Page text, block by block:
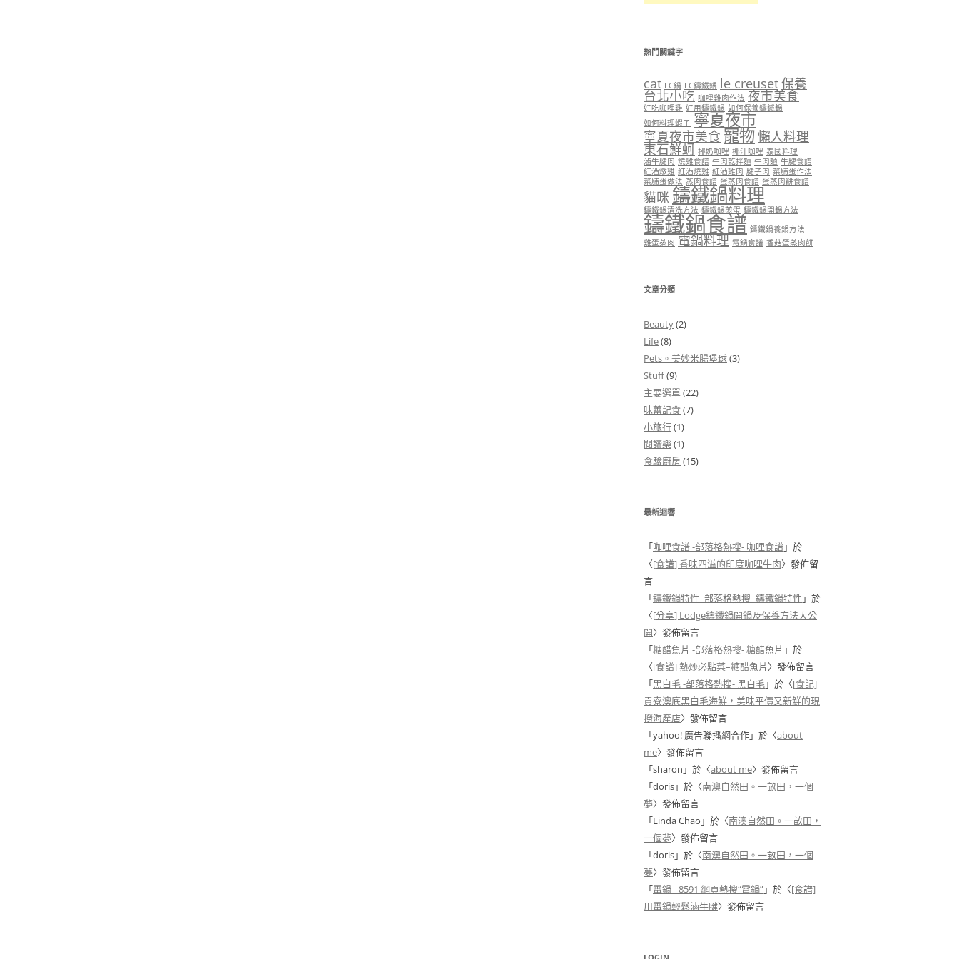
熱門關鍵字
cat LC鍋 LC鑄鐵鍋 le creuset保養
台北小吃 咖哩雞肉作法 夜市美食
好吃咖哩雞 好用鑄鐵鍋 如何保養鑄鐵鍋
如何料理蝦子 寧夏夜市
寧夏夜市美食 寵物懶人料理
東石鮮蚵 椰奶咖哩 椰汁咖哩 泰國料理
滷牛腱肉 燒雞食譜 牛肉乾拌麵 牛肉麵 牛腱食譜
紅酒燉雞 紅酒燒雞 紅酒雞肉 腱子肉 菜脯蛋作法
菜脯蛋做法 蒸肉食譜 蛋蒸肉食譜 蛋蒸肉餅食譜
貓咪 鑄鐵鍋料理
鑄鐵鍋清洗方法 鑄鐵鍋煎蛋 鑄鐵鍋開鍋方法
鑄鐵鍋食譜 鑄鐵鍋養鍋方法
雞蛋蒸肉 電鍋料理 電鍋食譜 香菇蛋蒸肉餅
文章分類
Beauty(2)
Life(8)
Pets。美妙米腸堡球(3)
Stuff(9)
主要選單(22)
味蕾記食(7)
小旅行(1)
閱讀樂(1)
食驗廚房(15)
最新迴響
「咖哩食譜 -部落格熱搜- 咖哩食譜」於
〈[食譜] 香味四溢的印度咖哩牛肉〉發佈留
言
「鑄鐵鍋特性 -部落格熱搜- 鑄鐵鍋特性 」於
〈[分享] Lodge鑄鐵鍋開鍋及保養方法大公
開〉發佈留言
「糖醋魚片 -部落格熱搜- 糖醋魚片 」於
〈[食譜] 熱炒必點菜–糖醋魚片 〉發佈留言
「黑白毛 -部落格熱搜- 黑白毛」於〈[食記]
貢寮澳底黑白毛海鮮，美味平價又新鮮的現
撈海產店〉發佈留言
「yahoo! 廣告聯播網合作」於〈about
me〉發佈留言
「sharon 」於〈about me〉發佈留言
「doris」於〈南澳自然田。一畝田，一個
夢〉發佈留言
「Linda Chao 」於〈南澳自然田。一畝田，
一個夢〉發佈留言
「doris」於〈南澳自然田。一畝田，一個
夢〉發佈留言
「電鍋 - 8591 網頁熱搜“電鍋”」於〈[食譜]
用電鍋輕鬆滷牛腱〉發佈留言